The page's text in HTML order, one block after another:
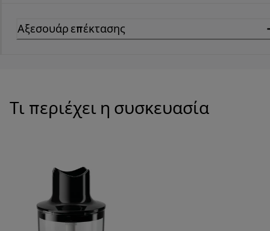
Αξεσουάρ επέκτασης
Τι περιέχει η συσκευασία